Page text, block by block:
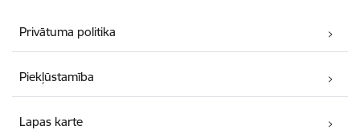
Privātuma politika
Piekļūstamība
Lapas karte